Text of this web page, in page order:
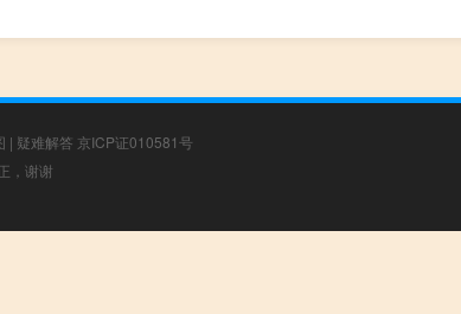
| 疑难解答 京ICP证010581号
，谢谢